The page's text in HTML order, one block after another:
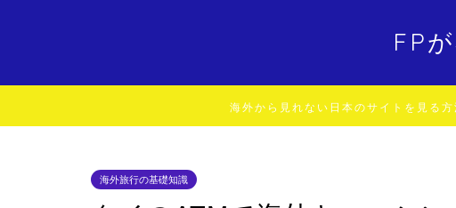
FP
海外から見れない日本のサイトを見る方
海外旅行の基礎知識